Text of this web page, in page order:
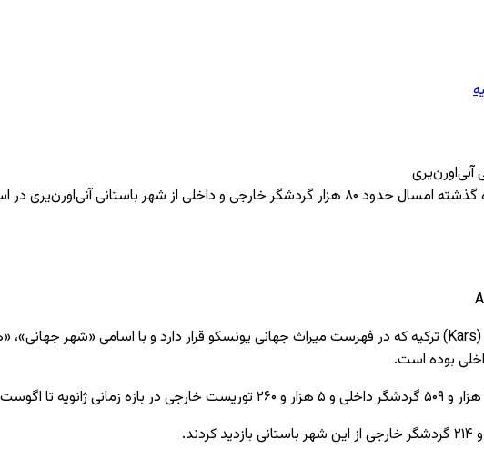
آنی‌اورن‌یری
بوده است.